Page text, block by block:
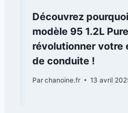
Découvrez pourquoi
modèle 95 1.2L
révolutionner votre
de conduite !
Parchanoine.fr 13 avril